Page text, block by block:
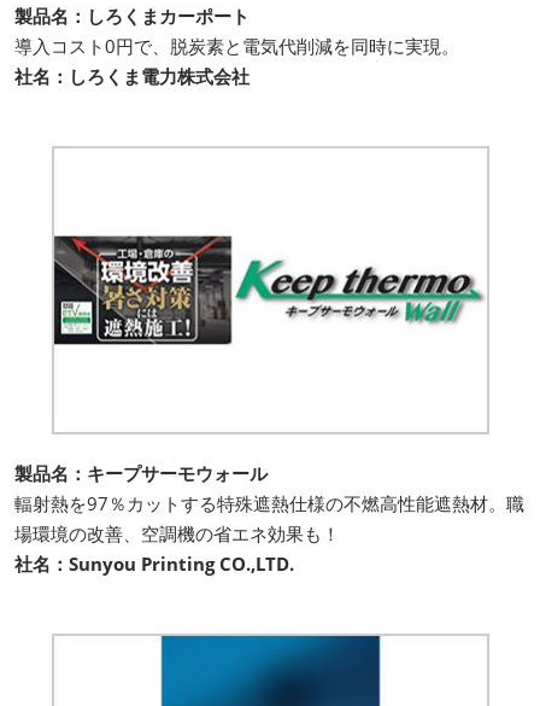
製品名：しろくまカーポート
導入コスト0円で、脱炭素と電気代削減を同時に実現。
社名：しろくま電力株式会社
製品名：キープサーモウォール
輻射熱を97％カットする特殊遮熱仕様の不燃高性能遮熱材。職
場環境の改善、空調機の省エネ効果も！
社名：Sunyou Printing CO.,LTD.